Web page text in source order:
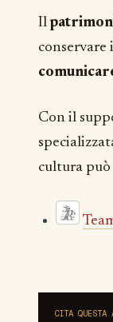
Il
conservare
Con il
cultura
CITA QUESTA